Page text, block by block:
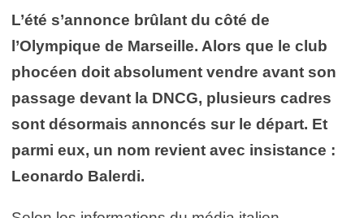
L’été s’annonce brûlant du côté de
l’Olympique de Marseille. Alors que le club
phocéen doit absolument vendre avant son
passage devant la DNCG, plusieurs cadres
sont désormais annoncés sur le départ. Et
parmi eux, un nom revient avec insistance :
Leonardo Balerdi.